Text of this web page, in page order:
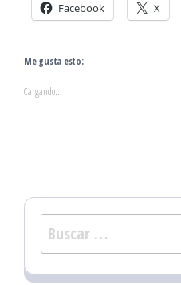
Facebook X
Me gusta esto:
Cargando...
Buscar: